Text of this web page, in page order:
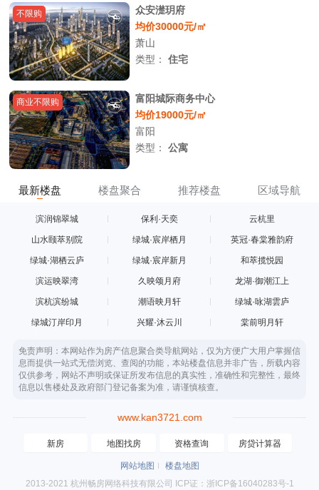
不限购
众安濋玥府
均价30000元/㎡
萧山
类型：住宅
商业不限购
富阳城际商务中心
均价19000元/㎡
富阳
类型：公寓
最新楼盘 楼盘聚合 推荐楼盘 区域导航
滨润锦翠城 保利·天奕 云杭里
山水颐萃别院 绿城·宸岸栖月 英冠·春棠雅韵府
绿城·湖栖云庐 绿城·宸岸新月 和萃揽悦园
滨运映翠湾 久映颂月府 龙湖·御潮江上
滨杭滨纷城 潮语映月轩 绿城·咏湖雲庐
绿城汀岸印月 兴耀·沐云川 棠前明月轩
免责声明：本网站作为房产信息聚合类导航网站，仅为方便广大用户掌握信
息而提供一站式无偿浏览、查阅的功能，本站楼盘信息并非广告，所载内容
仅供参考，网站不声明或保证所发布信息的真实性，准确性和完整性，最终
信息以售楼处及政府部门登记备案为准，请谨慎核查。
www.kan3721.com
新房 地图找房 资格查询 房贷计算器
网站地图
楼盘地图
2013-2021 杭州畅房网络科技有限公司 ICP证：浙ICP备16040283号-1